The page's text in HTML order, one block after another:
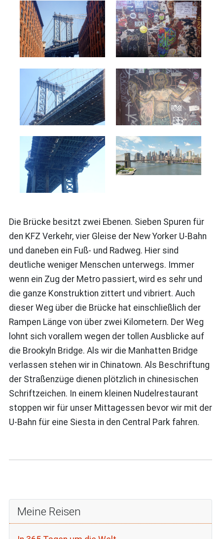
Die Brücke besitzt zwei Ebenen. Sieben Spuren für
den KFZ Verkehr, vier Gleise der New Yorker U-Bahn
und daneben ein Fuß- und Radweg. Hier sind
deutliche weniger Menschen unterwegs. Immer
wenn ein Zug der Metro passiert, wird es sehr und
die ganze Konstruktion zittert und vibriert. Auch
dieser Weg über die Brücke hat einschließlich der
Rampen Länge von über zwei Kilometern. Der Weg
lohnt sich vorallem wegen der tollen Ausblicke auf
die Brookyln Bridge. Als wir die Manhatten Bridge
verlassen stehen wir in Chinatown. Als Beschriftung
der Straßenzüge dienen plötzlich in chinesischen
Schriftzeichen. In einem kleinen Nudelrestaurant
stoppen wir für unser Mittagessen bevor wir mit der
U-Bahn für eine Siesta in den Central Park fahren.
Meine Reisen